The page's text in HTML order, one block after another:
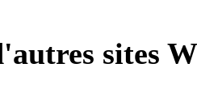
sites